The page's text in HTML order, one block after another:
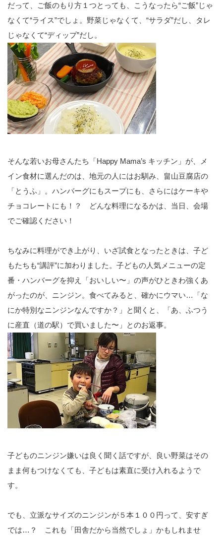
だって、ご飯のもり方１つとっても、こうなったら“ご飯”じゃ
なくて“ライス”でしょ。野菜じゃなくて、“サラダ”だし、タレ
じゃなくて“ディップ”だし。
そんな若いお母さんたち「Happy Mama’s キッチン」が、メ
イン食材に選んだのは、地元の人にはお馴み、畠山豆腐店の
「とうふ」。ハンバーグにもスープにも、さらにはケーキや
チョコレートにも！？ どんな料理になるかは、当日、会場
でご確認ください！
ちなみに料理ができ上がり、いざ試食となったときは、子ど
もたちも“講評”に加わりました。子どもの人気メニューの定
番・ハンバーグを抑え「おいしい〜」の声がひときわ強くあ
がったのが、ニンジン。食べてみると、確かにウマい…「な
にか特別なニンジンなんですか？」と聞くと、「あ、ふつう
に産直（道の駅）で買いました〜」とのお返事。
子どものニンジン嫌いは良く聞く話ですが、良い野菜はその
まま何もつけなくても、子どもは素直に受け入れるようで
す。
でも、立派なサイズのニンジンが５本１００円って、安すぎ
では…？ これも「田舎だから当然でしょ」かもしれませ